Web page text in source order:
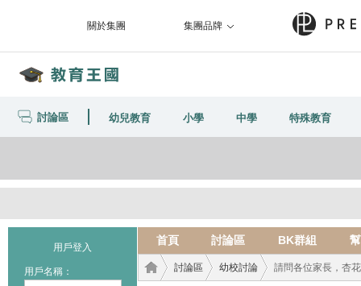
關於集團 集團品牌
討論區 幼兒教育 小學 中學 特殊教育
用戶登入
用戶名稱：
首頁 討論區 BK群組
討論區 幼校討論 請問各位家長，杏